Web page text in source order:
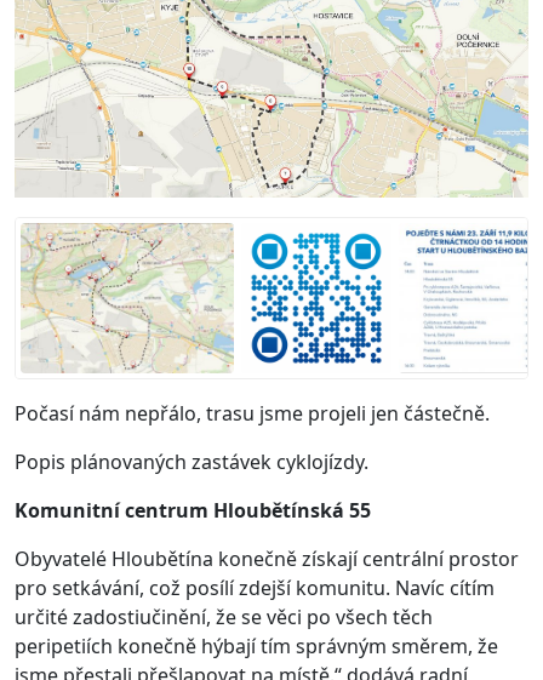
Počasí nám nepřálo, trasu jsme projeli jen částečně.
Popis plánovaných zastávek cyklojízdy.
Komunitní centrum Hloubětínská 55
Obyvatelé Hloubětína konečně získají centrální prostor
pro setkávání, což posílí zdejší komunitu. Navíc cítím
určité zadostiučinění, že se věci po všech těch
peripetiích konečně hýbají tím správným směrem, že